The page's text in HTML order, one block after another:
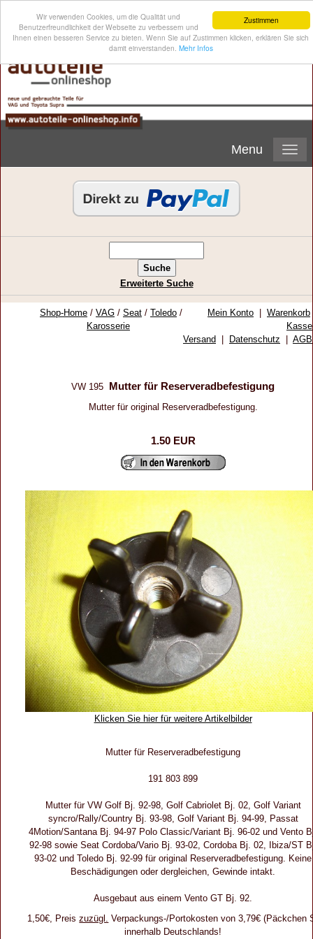
Zustimmen
Wir verwenden Cookies, um die Qualität und
Benutzerfreundlichkeit der Webseite zu verbessern und
Ihnen einen besseren Service zu bieten. Wenn Sie auf Zustimmen klicken, erklären Sie sich
damit einverstanden. Mehr Infos
Menu
Erweiterte Suche
Shop-Home / VAG / Seat / Toledo /
Karosserie
Mein Konto Warenkorb
Kasse
Versand
Datenschutz AGB
VW 195 Mutter für Reserveradbefestigung
Mutter für original Reserveradbefestigung.
1.50 EUR
Klicken Sie hier für weitere Artikelbilder
Mutter für Reserveradbefestigung
191 803 899
Mutter für VW Golf Bj. 92-98, Golf Cabriolet Bj. 02, Golf Variant
syncro/Rally/Country Bj. 93-98, Golf Variant Bj. 94-99, Passat
4Motion/Santana Bj. 94-97 Polo Classic/Variant Bj. 96-02 und Vento
92-98 sowie Seat Cordoba/Vario Bj. 93-02, Cordoba Bj. 02, Ibiza/ST
93-02 und Toledo Bj. 92-99 für original Reserveradbefestigung. Keine
Beschädigungen oder dergleichen, Gewinde intakt.
Ausgebaut aus einem Vento GT Bj. 92.
1,50€, Preiszuzügl.
Verpackungs-/Portokosten von 3,79€ (Päckchen
innerhalb Deutschlands!